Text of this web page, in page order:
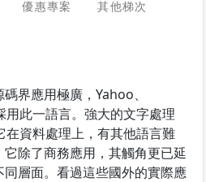
優惠專案 其他梯次
界應用極廣，Yahoo、
此一語言。強大的文字處理
在資料處理上，有其他語言難
除了商務應用，其觸角更已延
層面。看過這些國外的實際應